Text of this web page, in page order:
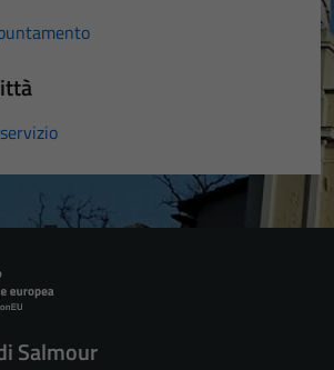
Salmour